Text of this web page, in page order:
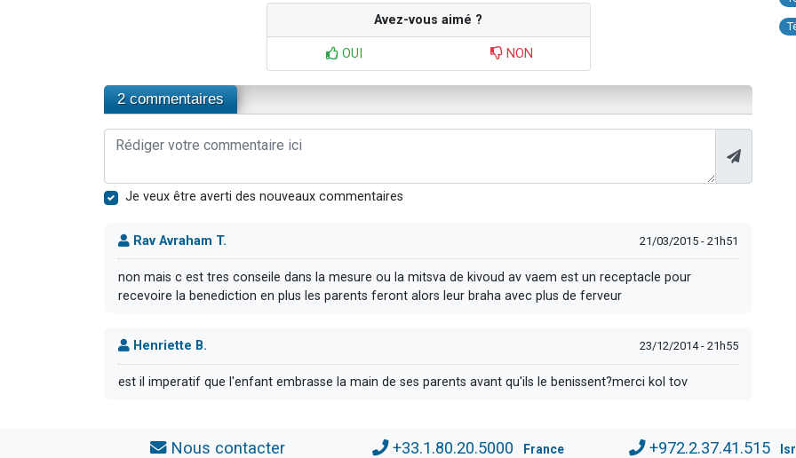
Avez-vous aimé ?
OUI NON
2 commentaires
Je veux être averti des nouveaux commentaires
Rav Avraham T. 21/03/2015 - 21h51
non mais c est tres conseile dans la mesure ou la mitsva de kivoud av vaem est un receptacle pour
recevoire la benediction en plus les parents feront alors leur braha avec plus de ferveur
Henriette B. 23/12/2014 - 21h55
est il imperatif que l'enfant embrasse la main de ses parents avant qu'ils le benissent?merci kol tov
Nous contacter +33.1.80.20.5000 France +972.2.37.41.515